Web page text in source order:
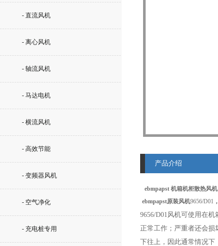
- 直流风机
- 离心风机
- 轴流风机
- 马达电机
- 横流风机
- 高效节能
- 变频器风机
- 空气净化
- 充电桩专用
产品介绍
ebmpapst 机箱机柜散热风机
ebmpapst原装风机9656/D01
9656/D01 风机可使用在
正常工作；严重者还会损
下往上，因此通常情况下